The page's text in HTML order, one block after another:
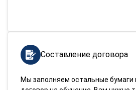
Составление договора
Мы заполняем остальные бумаги